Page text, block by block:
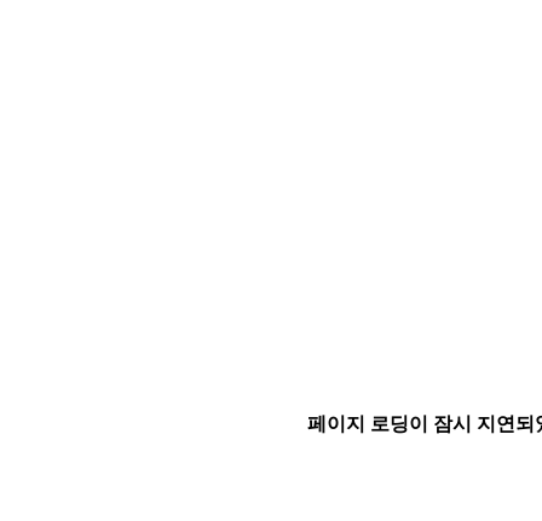
페이지 로딩이 잠시 지연